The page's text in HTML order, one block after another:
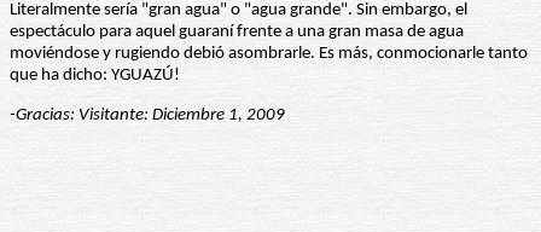
Literalmente sería "gran agua" o "agua grande". Sin embargo, el
espectáculo para aquel guaraní frente a una gran masa de agua
moviéndose y rugiendo debió asombrarle. Es más, conmocionarle tanto
que ha dicho: YGUAZÚ!
-Gracias: Visitante: Diciembre 1, 2009